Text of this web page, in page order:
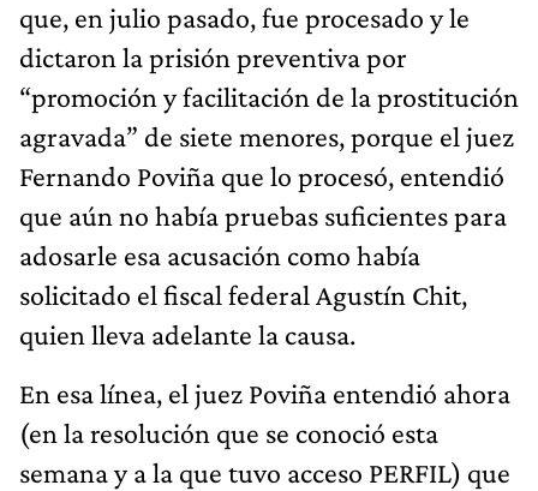
que, en julio pasado, fue procesado y le
dictaron la prisión preventiva por
“promoción y facilitación de la prostitución
agravada” de siete menores, porque el juez
Fernando Poviña que lo procesó, entendió
que aún no había pruebas suficientes para
adosarle esa acusación como había
solicitado el fiscal federal Agustín Chit,
quien lleva adelante la causa.
En esa línea, el juez Poviña entendió ahora
(en la resolución que se conoció esta
semana y a la que tuvo acceso PERFIL) que